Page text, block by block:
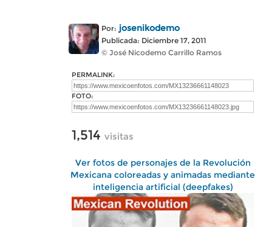
Por: josenikodemo
Publicada: Diciembre 17, 2011
© José Nicodemo Carrillo Ramos
PERMALINK:
FOTO:
1,514 visitas
Ver fotos de personajes de la Revolución
Mexicana coloreadas y animadas mediante
inteligencia artificial (deepfakes)